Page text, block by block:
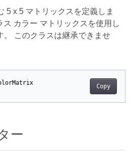
5 x 5 マトリックスを定義しま
カラー マトリックスを使用し
。 このクラスは継承できませ
Copy
ー